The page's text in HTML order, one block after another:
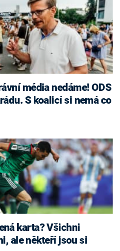
S koalicí si nemá co
karta? Všichni
ale někteří jsou si